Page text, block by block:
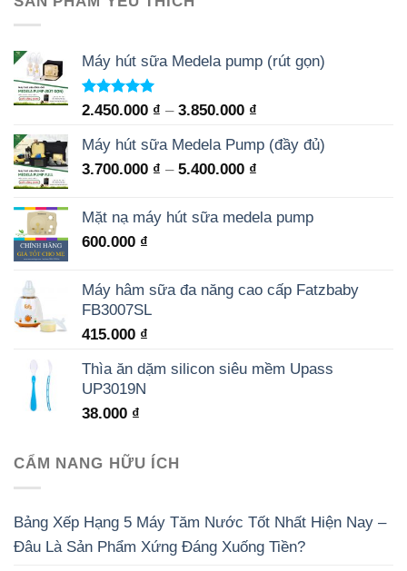
Máy hút sữa Medela pump (rút gọn)
Rated 5.00
2.450.000 ₫ – 3.850.000 ₫
Máy hút sữa Medela Pump (đầy đủ)
3.700.000 ₫ – 5.400.000 ₫
Mặt nạ máy hút sữa medela pump
600.000 ₫
Máy hâm sữa đa năng cao cấp Fatzbaby
FB3007SL
415.000 ₫
Thìa ăn dặm silicon siêu mềm Upass
UP3019N
38.000 ₫
CẨM NANG HỮU ÍCH
Bảng Xếp Hạng 5 Máy Tăm Nước Tốt Nhất Hiện Nay –
Đâu Là Sản Phẩm Xứng Đáng Xuống Tiền?